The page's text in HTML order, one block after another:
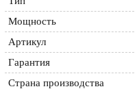
Мощность
Артикул
Гарантия
Страна производства